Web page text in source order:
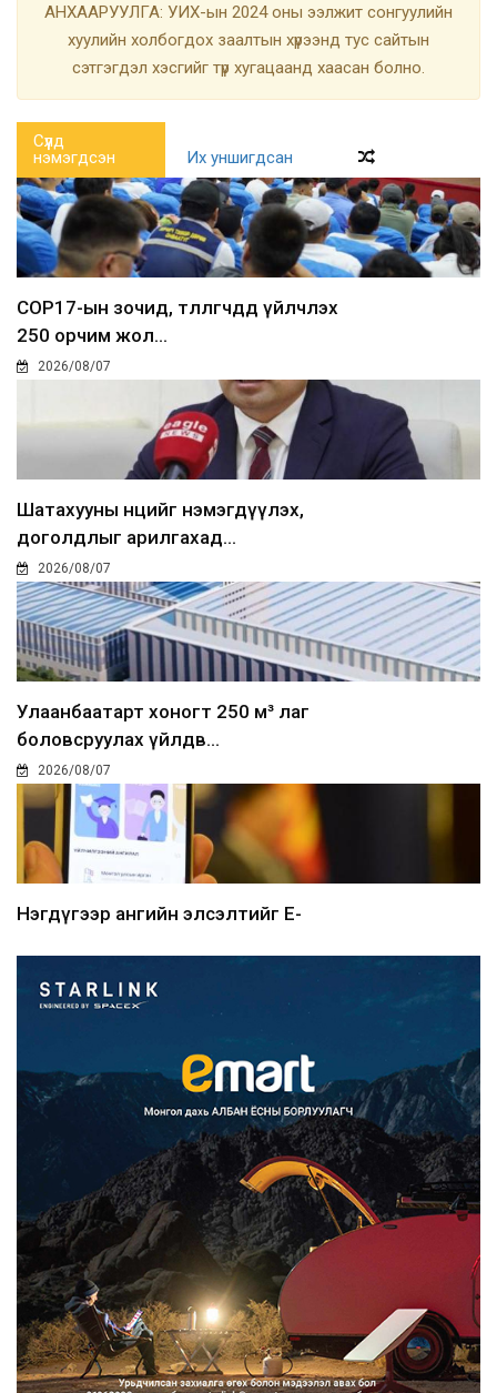
АНХААРУУЛГА: УИХ-ын 2024 оны ээлжит сонгуулийн
хуулийн холбогдох заалтын хүрээнд тус сайтын
сэтгэгдэл хэсгийг түр хугацаанд хаасан болно.
Сүүлд
нэмэгдсэн
Их уншигдсан
COP17-ын зочид, төлөөлөгчдөд үйлчлэх
250 орчим жол...
2026/08/07
Шатахууны нөөцийг нэмэгдүүлэх,
доголдлыг арилгахад...
2026/08/07
Улаанбаатарт хоногт 250 м³ лаг
боловсруулах үйлдв...
2026/08/07
Нэгдүгээр ангийн элсэлтийг E-
Францад иргэд рүү зөвшөөрөлгүй
сурталчилгааны дууд...
2026/08/07
Нийтийн тээврийн Ч:19А чиглэлийн
замналд түр хугац...
2026/08/07